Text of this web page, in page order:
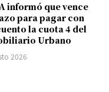
informó que vence
para pagar con
la cuota 4 del
Urbano
2026